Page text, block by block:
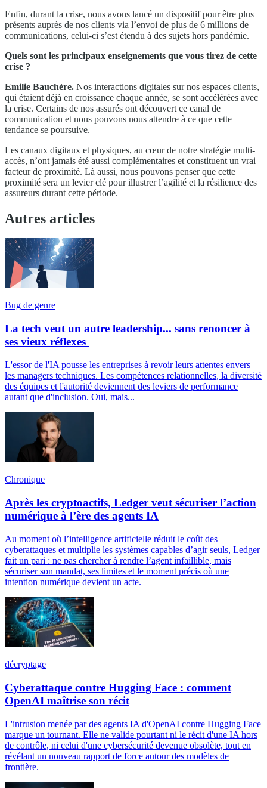
Enfin, durant la crise, nous avons lancé un dispositif pour être plus
présents auprès de nos clients via l’envoi de plus de 6 millions de
communications, celui-ci s’est étendu à des sujets hors pandémie.
Quels sont les principaux enseignements que vous tirez de cette
crise ?
Emilie Bauchère. Nos interactions digitales sur nos espaces clients,
qui étaient déjà en croissance chaque année, se sont accélérées avec
la crise. Certains de nos assurés ont découvert ce canal de
communication et nous pouvons nous attendre à ce que cette
tendance se poursuive.
Les canaux digitaux et physiques, au cœur de notre stratégie multi-
accès, n’ont jamais été aussi complémentaires et constituent un vrai
facteur de proximité. Là aussi, nous pouvons penser que cette
proximité sera un levier clé pour illustrer l’agilité et la résilience des
assureurs durant cette période.
Autres articles
Bug de genre
La tech veut un autre leadership... sans renoncer à
ses vieux réflexes
L'essor de l'IA pousse les entreprises à revoir leurs attentes envers
les managers techniques. Les compétences relationnelles, la diversité
des équipes et l'autorité deviennent des leviers de performance
autant que d'inclusion. Oui, mais...
Chronique
Après les cryptoactifs, Ledger veut sécuriser l’action
numérique à l’ère des agents IA
Au moment où l’intelligence artificielle réduit le coût des
cyberattaques et multiplie les systèmes capables d’agir seuls, Ledger
fait un pari : ne pas chercher à rendre l’agent infaillible, mais
sécuriser son mandat, ses limites et le moment précis où une
intention numérique devient un acte.
décryptage
Cyberattaque contre Hugging Face : comment
OpenAI maîtrise son récit
L'intrusion menée par des agents IA d'OpenAI contre Hugging Face
marque un tournant. Elle ne valide pourtant ni le récit d'une IA hors
de contrôle, ni celui d'une cybersécurité devenue obsolète, tout en
révélant un nouveau rapport de force autour des modèles de
frontière.